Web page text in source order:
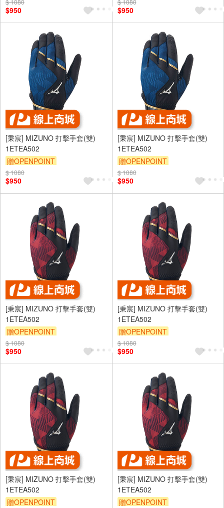
$950 $950
[秉宸] MIZUNO 打擊手套(雙)
1ETEA502
贈OPENPOINT
$ 1080
$950
[秉宸] MIZUNO 打擊手套(雙)
1ETEA502
贈OPENPOINT
$ 1080
$950
[秉宸] MIZUNO 打擊手套(雙)
1ETEA502
贈OPENPOINT
$ 1080
$950
[秉宸] MIZUNO 打擊手套(雙)
1ETEA502
贈OPENPOINT
$ 1080
$950
[秉宸] MIZUNO 打擊手套(雙)
1ETEA502
贈OPENPOINT
[秉宸] MIZUNO 打擊手套(雙)
1ETEA502
贈OPENPOINT